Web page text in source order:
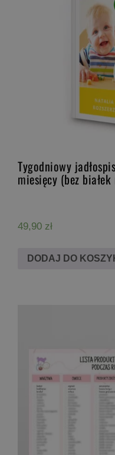
Tygodniowy
miesięcy (bez
49,90 zł
DODAJ DO